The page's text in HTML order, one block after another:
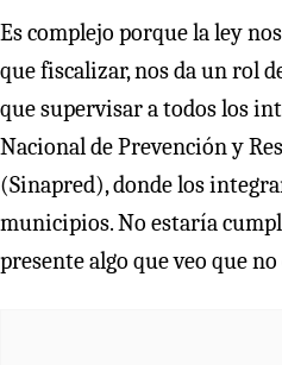
Es complejo porque la ley
que fiscalizar, nos da un rol
que supervisar a todos los
Nacional de Prevención y
(Sinapred), donde los
municipios. No estaría
presente algo que veo que